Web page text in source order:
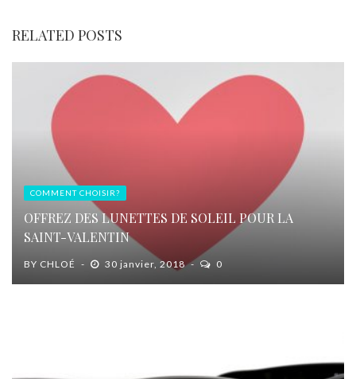
RELATED POSTS
COMMENT CHOISIR?
OFFREZ DES LUNETTES DE SOLEIL POUR LA
SAINT-VALENTIN
BY CHLOÉ 30 janvier, 2018 0